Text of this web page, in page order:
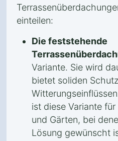
einteilen:
Die feststehende
Variante. Sie wird
bietet soliden
ist diese Variante
und Gärten, bei
Lösung gewünscht